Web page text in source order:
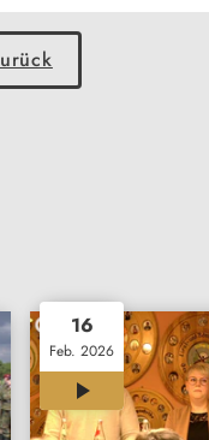
16
Feb. 2026
00:39